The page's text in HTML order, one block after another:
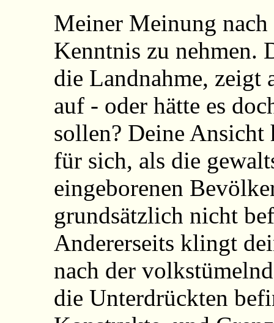
Meiner Meinung nach
Kenntnis zu nehmen.
die Landnahme, zeigt
auf - oder hätte es
sollen? Deine
für sich, als die
eingeborenen
grundsätzlich nicht
Andererseits klingt
nach der
die Unterdrückten